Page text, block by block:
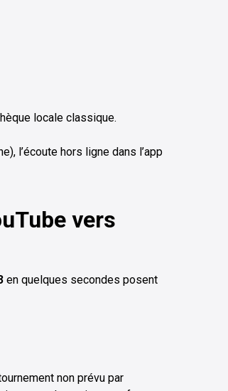
locale classique.
l’écoute hors ligne dans l’app
vers
en quelques secondes posent
non prévu par